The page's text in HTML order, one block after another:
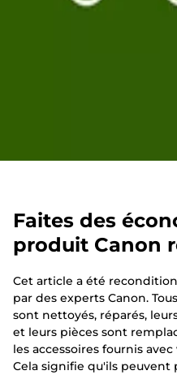
Faites des
produit Canon
Cet article a été
par des experts Canon.
sont nettoyés, réparés,
et leurs pièces sont
les accessoires fournis
Cela signifie qu'ils peuvent